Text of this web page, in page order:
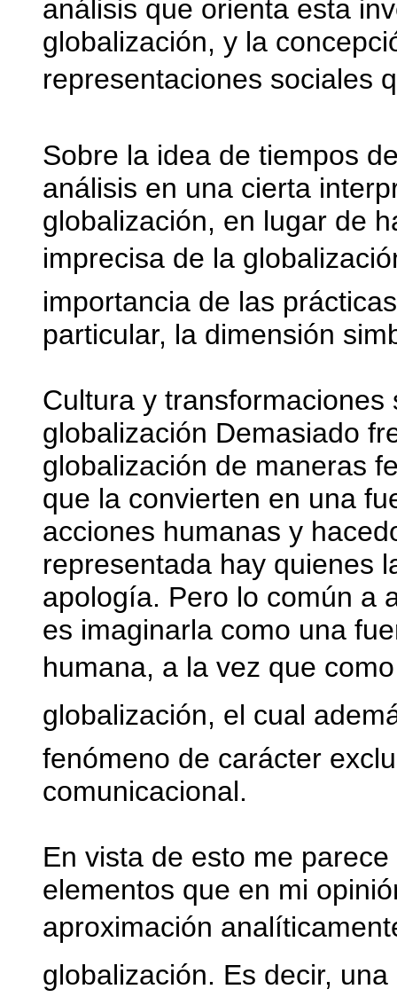
análisis que orienta esta
globalización, y la
representaciones sociales
Sobre la idea de tiempos
análisis en una cierta
globalización, en lugar de
imprecisa de la
importancia de las
particular, la dimensión
Cultura y
globalización Demasiado
globalización de maneras
que la convierten en una
acciones humanas y
representada hay quienes
apología. Pero lo común a
es imaginarla como una
humana, a la vez que
globalización, el cual
fenómeno de carácter
comunicacional.
En vista de esto me
elementos que en mi
aproximación
globalización. Es decir,